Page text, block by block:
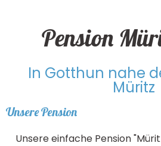
Pension
In Gotthun nahe
Müritz
Unsere Pension
Unsere einfache Pension